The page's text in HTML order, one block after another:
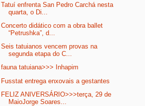
Tatuí enfrenta San Pedro Carchá nesta
quarta, o Di...
Concerto didático com a obra ballet
“Petrushka”, d...
Seis tatuianos vencem provas na
segunda etapa do C...
fauna tatuiana>>> Inhapim
Fusstat entrega enxovais a gestantes
FELIZ ANIVERSÁRIO>>>terça, 29 de
MaioJorge Soares...